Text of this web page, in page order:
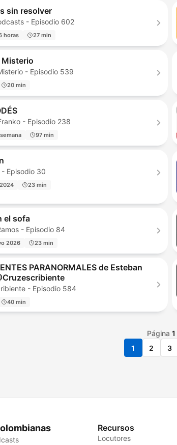
sin resolver
- Episodio 602
horas 27 min
- Episodio 539
20 min
- Episodio 238
97 min
- Episodio 30
23 min
el sofa
- Episodio 84
2026 23 min
PARANORMALES de Esteban
- Episodio 584
40 min
Página 1
1
2 3
Recursos
Locutores